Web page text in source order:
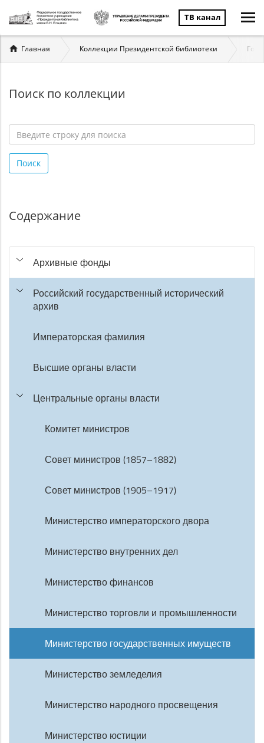
ТВ канал
Вы
здесь
Главная Коллекции Президентской библиотеки
Поиск по коллекции
строку
для
Поиск
Содержание
Архивные фонды
Российский государственный исторический
архив
Императорская фамилия
Высшие органы власти
Центральные органы власти
Комитет министров
Совет министров (1857–1882)
Совет министров (1905–1917)
Министерство императорского двора
Министерство внутренних дел
Министерство финансов
Министерство торговли и промышленности
Министерство государственных имуществ
Министерство земледелия
Министерство народного просвещения
Министерство юстиции